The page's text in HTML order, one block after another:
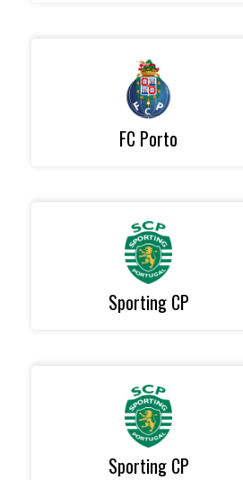
FC Porto
Sporting CP
Sporting CP